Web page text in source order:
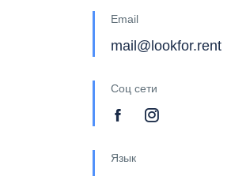
Email
mail@lookfor.rent
Соц сети
Язык